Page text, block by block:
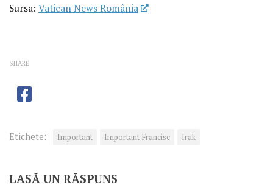
Sursa: Vatican News România
SHARE
Etichete: Important Important-Francisc Irak
LASĂ UN RĂSPUNS